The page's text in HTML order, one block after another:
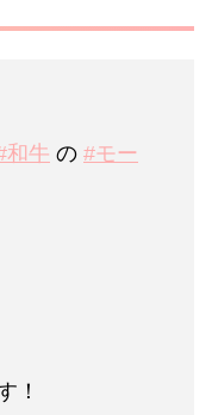
和牛 の #モー
！